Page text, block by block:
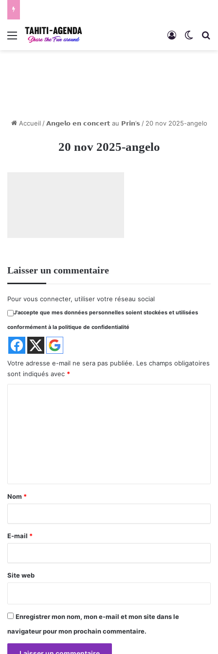
Menu Connexion
Accueil / 𝗔𝗻𝗴𝗲𝗹𝗼 𝗲𝗻 𝗰𝗼𝗻𝗰𝗲𝗿𝘁 au 𝗣𝗿𝗶𝗻’𝘀 / 20 nov 2025-angelo
20 nov 2025-angelo
Laisser un commentaire
Pour vous connecter, utiliser votre réseau social
J'accepte que mes données personnelles soient stockées et utilisées
conformément à la politique de confidentialité
Votre adresse e-mail ne sera pas publiée. Les champs obligatoires
sont indiqués avec *
a
r
e
Nom *
E-mail *
Site web
Enregistrer mon nom, mon e-mail et mon site dans le
navigateur pour mon prochain commentaire.